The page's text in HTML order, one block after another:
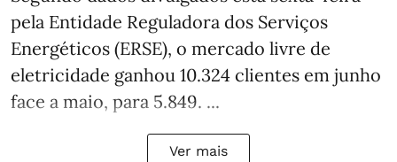
pela Entidade Reguladora dos Serviços
Energéticos (ERSE), o mercado livre de
eletricidade ganhou 10.324 clientes em junho
face a maio, para 5.849. ...
Ver mais